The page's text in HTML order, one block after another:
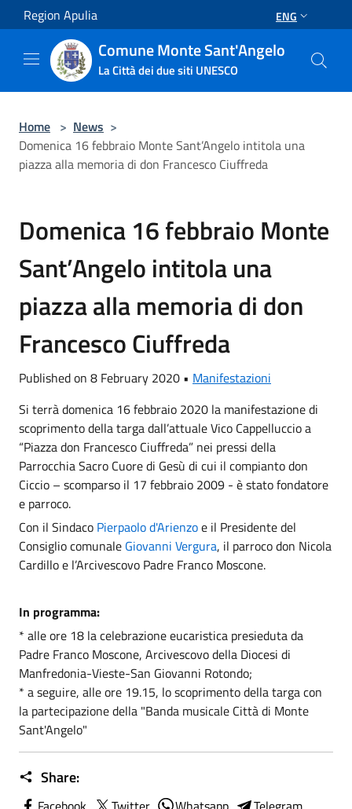
Salta al contenuto principale
Region Apulia ENG
Comune Monte Sant'Angelo
La Città dei due siti UNESCO
Home > News >
Domenica 16 febbraio Monte Sant’Angelo intitola una
piazza alla memoria di don Francesco Ciuffreda
Domenica 16 febbraio Monte
Sant’Angelo intitola una
piazza alla memoria di don
Francesco Ciuffreda
Published on 8 February 2020 • Manifestazioni
Si terrà domenica 16 febbraio 2020 la manifestazione di
scoprimento della targa dall’attuale Vico Cappelluccio a
“Piazza don Francesco Ciuffreda” nei pressi della
Parrocchia Sacro Cuore di Gesù di cui il compianto don
Ciccio – scomparso il 17 febbraio 2009 - è stato fondatore
e parroco.
Con il Sindaco Pierpaolo d'Arienzoe il Presidente del
Consiglio comunale Giovanni Vergura, il parroco don Nicola
Cardillo e l’Arcivescovo Padre Franco Moscone.
In programma:
* alle ore 18 la celebrazione eucaristica presieduta da
Padre Franco Moscone, Arcivescovo della Diocesi di
Manfredonia-Vieste-San Giovanni Rotondo;
* a seguire, alle ore 19.15, lo scoprimento della targa con
la partecipazione della "Banda musicale Città di Monte
Sant'Angelo"
Share: